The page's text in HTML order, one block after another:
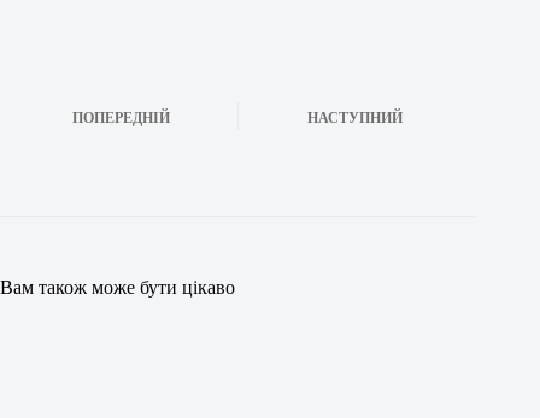
ПОПЕРЕДНІЙ НАСТУПНИЙ
Вам також може бути цікаво